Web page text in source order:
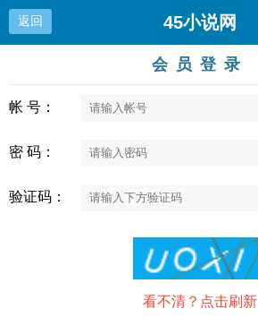
返回 45小说网
会员登录
帐 号：
密 码：
验证码：
看不清？点击刷新